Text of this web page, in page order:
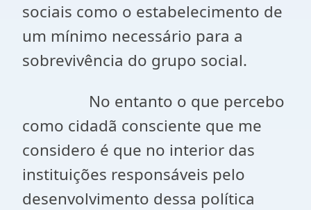
sociais como o estabelecimento de
um mínimo necessário para a
sobrevivência do grupo social.
No entanto o que percebo
como cidadã consciente que me
considero é que no interior das
instituições responsáveis pelo
desenvolvimento dessa política